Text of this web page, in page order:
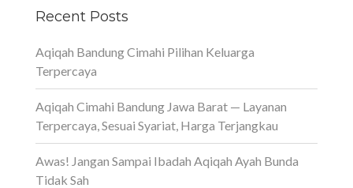
Recent Posts
Aqiqah Bandung Cimahi Pilihan Keluarga
Terpercaya
Aqiqah Cimahi Bandung Jawa Barat — Layanan
Terpercaya, Sesuai Syariat, Harga Terjangkau
Awas! Jangan Sampai Ibadah Aqiqah Ayah Bunda
Tidak Sah